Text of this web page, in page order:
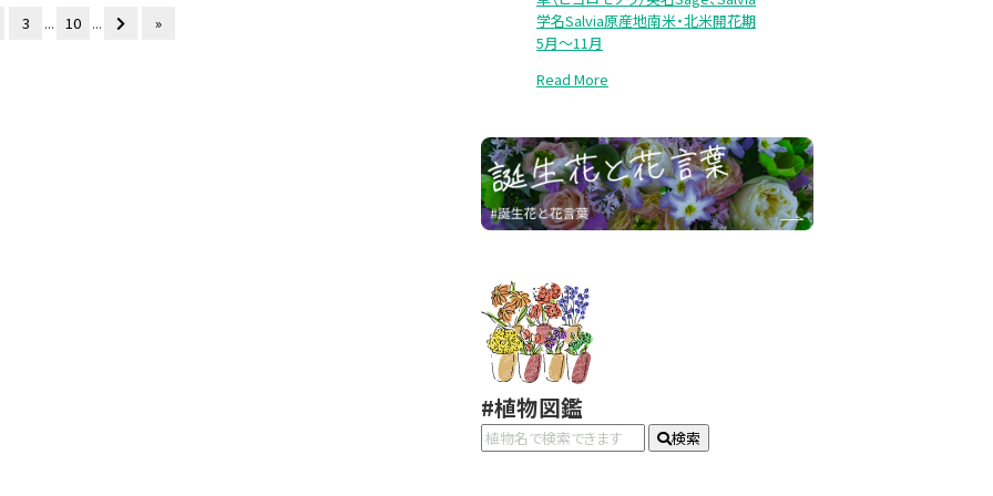
3 ... 10 ... »
学名Salvia原産地南米・北米開花期
5月～11月
Read More
#植物図鑑
検索